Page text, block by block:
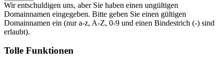
Wir entschuldigen uns, aber Sie haben einen ungültigen
Domainnamen eingegeben. Bitte geben Sie einen gültigen
Domainnamen ein (nur a-z, A-Z, 0-9 und einen Bindestrich (-) sind
erlaubt).
Tolle Funktionen